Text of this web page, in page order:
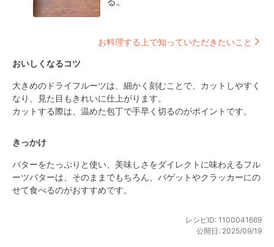
お料理する上で知っていただきたいこと
おいしくなるコツ
大きめのドライフルーツは、細かく刻むことで、カットしやすく
なり、見た目もきれいに仕上がります。
カットする際は、温めた包丁で手早く切るのがポイントです。
きっかけ
バターをたっぷりと使い、美味しさをダイレクトに味わえるフル
ーツバターは、そのままでもちろん、バゲットやクラッカーにの
せて食べるのがおすすめです。
レシピID: 1100041669
公開日: 2025/09/19